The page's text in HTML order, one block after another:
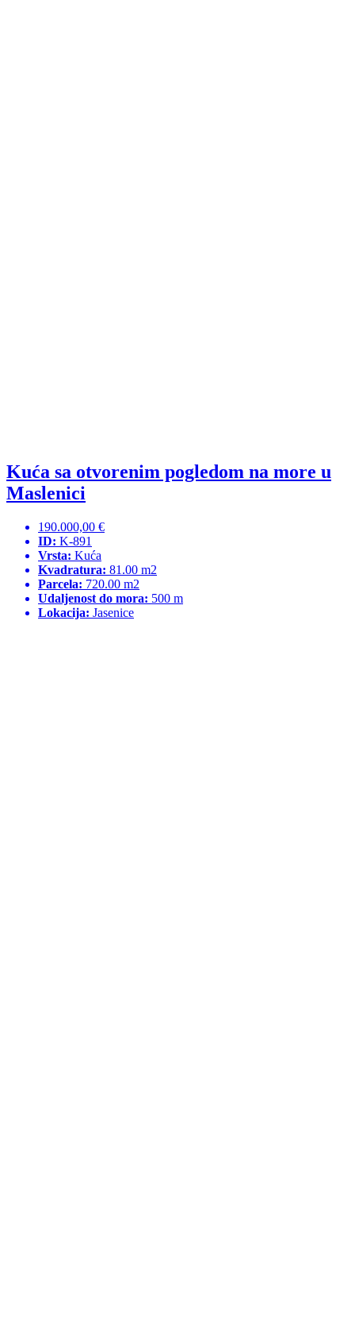
Kuća sa otvorenim pogledom na more u
Maslenici
190.000,00 €
ID: K-891
Vrsta: Kuća
Kvadratura: 81.00 m2
Parcela: 720.00 m2
Udaljenost do mora: 500 m
Lokacija: Jasenice